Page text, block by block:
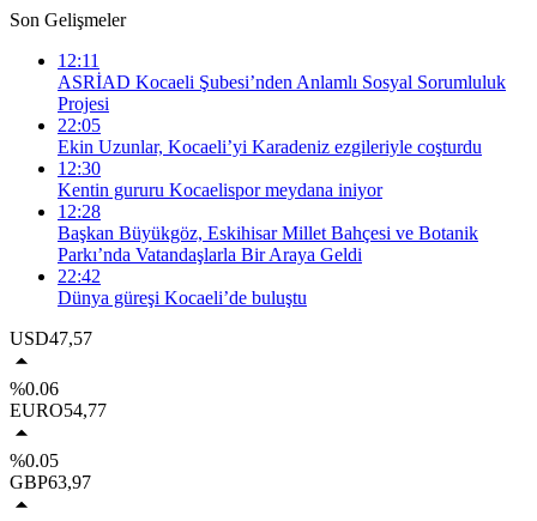
Son Gelişmeler
12:11
ASRİAD Kocaeli Şubesi’nden Anlamlı Sosyal Sorumluluk
Projesi
22:05
Ekin Uzunlar, Kocaeli’yi Karadeniz ezgileriyle coşturdu
12:30
Kentin gururu Kocaelispor meydana iniyor
12:28
Başkan Büyükgöz, Eskihisar Millet Bahçesi ve Botanik
Parkı’nda Vatandaşlarla Bir Araya Geldi
22:42
Dünya güreşi Kocaeli’de buluştu
USD47,57
%0.06
EURO54,77
%0.05
GBP63,97